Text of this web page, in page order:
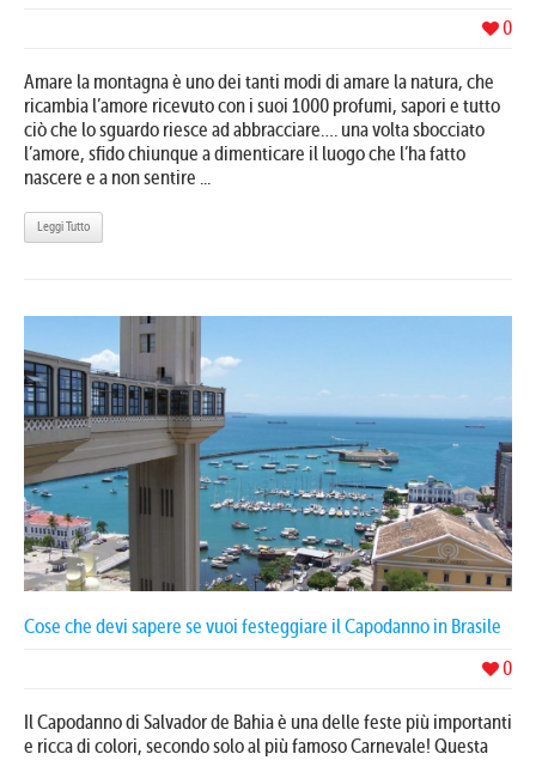
0
Amare la montagna è uno dei tanti modi di amare la natura, che
ricambia l’amore ricevuto con i suoi 1000 profumi, sapori e tutto
ciò che lo sguardo riesce ad abbracciare…. una volta sbocciato
l’amore, sfido chiunque a dimenticare il luogo che l’ha fatto
nascere e a non sentire ...
Leggi Tutto
Cose che devi sapere se vuoi festeggiare il Capodanno in Brasile
0
Il Capodanno di Salvador de Bahia è una delle feste più importanti
e ricca di colori, secondo solo al più famoso Carnevale! Questa